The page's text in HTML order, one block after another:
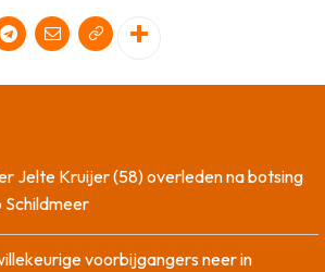
Jelte Kruijer (58) overleden na botsing
voorbijgangers neer in